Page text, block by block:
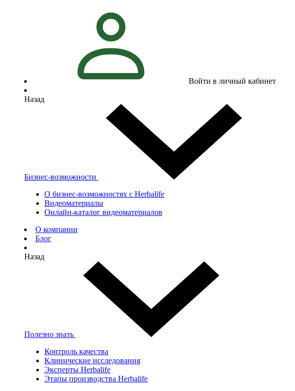
Войти в личный кабинет
Назад
Бизнес-возможности
О бизнес-возможностях с Herbalife
Видеоматериалы
Онлайн-каталог видеоматериалов
О компании
Блог
Назад
Полезно знать
Контроль качества
Клинические исследования
Эксперты Herbalife
Этапы производства Herbalife